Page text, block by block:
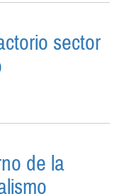
sector
de la